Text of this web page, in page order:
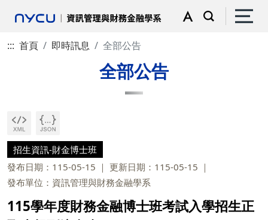
::: 首頁 即時訊息 全部公告
全部公告
招生資訊-財金博士班
發布日期：115-05-15
更新日期：115-05-15
發布單位：資訊管理與財務金融學系
115學年度財務金融博士班考試入學招生正